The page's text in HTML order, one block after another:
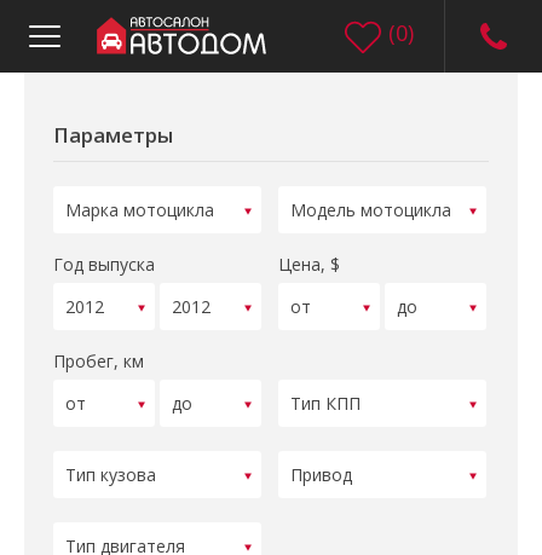
(0)
Параметры
Год выпуска Цена, $
Пробег, км